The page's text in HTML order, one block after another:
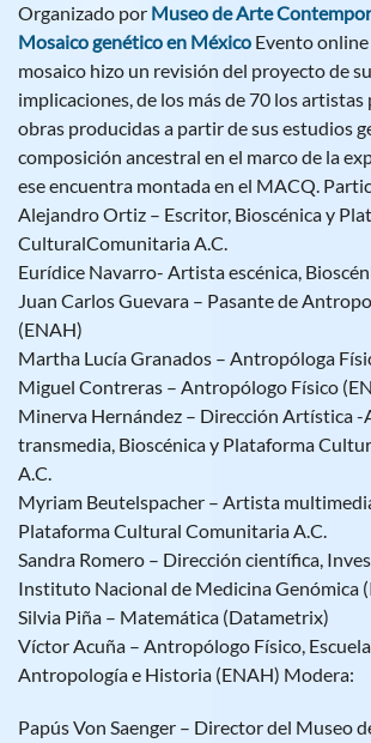
Organizado por Museo de Arte
Mosaico genético en México Evento
mosaico hizo un revisión del proyecto de
implicaciones, de los más de 70 los
obras producidas a partir de sus estudios
composición ancestral en el marco de la
ese encuentra montada en el MACQ.
Alejandro Ortiz – Escritor, Bioscénica y
CulturalComunitaria A.C.
Eurídice Navarro- Artista escénica,
Juan Carlos Guevara – Pasante de
(ENAH)
Martha Lucía Granados – Antropóloga
Miguel Contreras – Antropólogo Físico
Minerva Hernández – Dirección Artística
transmedia, Bioscénica y Plataforma
A.C.
Myriam Beutelspacher – Artista
Plataforma Cultural Comunitaria A.C.
Sandra Romero – Dirección científica,
Instituto Nacional de Medicina Genómica
Silvia Piña – Matemática (Datametrix)
Víctor Acuña – Antropólogo Físico,
Antropología e Historia (ENAH) Modera:
Papús Von Saenger – Director del Museo